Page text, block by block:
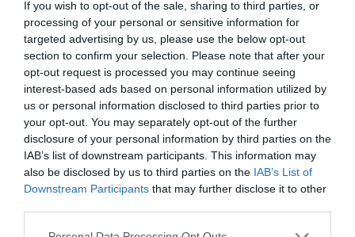
If you wish to opt-out of the sale, sharing to third parties, or
processing of your personal or sensitive information for
targeted advertising by us, please use the below opt-out
section to confirm your selection. Please note that after your
opt-out request is processed you may continue seeing
interest-based ads based on personal information utilized by
us or personal information disclosed to third parties prior to
your opt-out. You may separately opt-out of the further
disclosure of your personal information by third parties on the
IAB’s list of downstream participants. This information may
also be disclosed by us to third parties on the IAB’s List of
Downstream Participants that may further disclose it to other
Отель - как оазис в пустыне. Место глухое, без машины вообще
делать нечего - автобусного сообщения нет, до ближайшей станции ж/
д 2,5км. Море чистое, но сразу глубокое, Отель приличный. чистый
бассейн. В местности развлечений нет, проблема даже найти место,
где можно поесть
Würden Sie in diesem Hotel wieder nächtigen?
details
Anonym
Juni 2013
Familie mit kleinen Kindern
OKAY
5.6/10
Per la serie chi ha il pane non ha i denti.. I gestori incapaci.. Mai un sorriso..